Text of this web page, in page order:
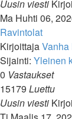
Uusin viesti
Ma Huhti 06,
Ravintolat
KirjoittajaVanha
Sijainti: Yleinen
0 Vastaukset
15179 Luettu
Uusin viesti